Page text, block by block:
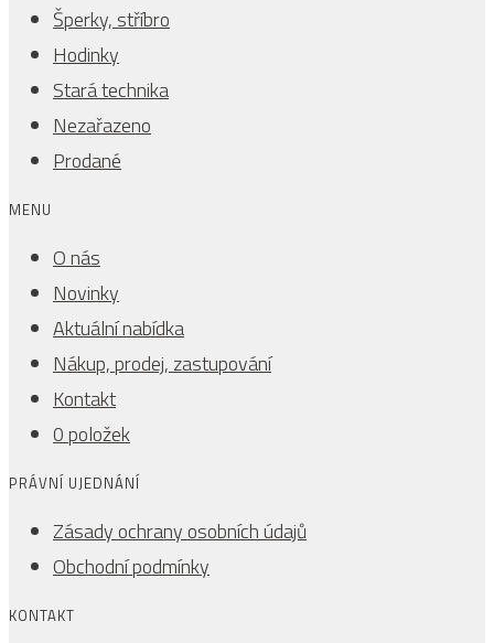
Šperky, stříbro
Hodinky
Stará technika
Nezařazeno
Prodané
MENU
O nás
Novinky
Aktuální nabídka
Nákup, prodej, zastupování
Kontakt
0 položek
PRÁVNÍ UJEDNÁNÍ
Zásady ochrany osobních údajů
Obchodní podmínky
KONTAKT